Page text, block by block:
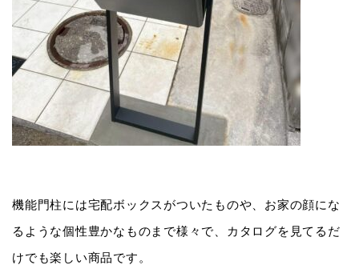
機能門柱には宅配ボックスがついたものや、お家の顔にな
るような個性豊かなものまで様々で、カタログを見てるだ
けでも楽しい商品です。